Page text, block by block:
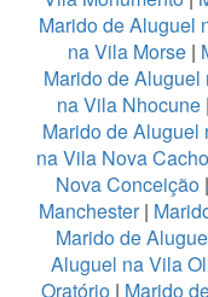
Marido de Aluguel
na Vila Morse |
Marido de
na Vila Nhocune|
Marido de Aluguel
na Vila Nova
Nova Conceição|
Manchester|
Marido de
Aluguel na Vila
Oratório| Marido